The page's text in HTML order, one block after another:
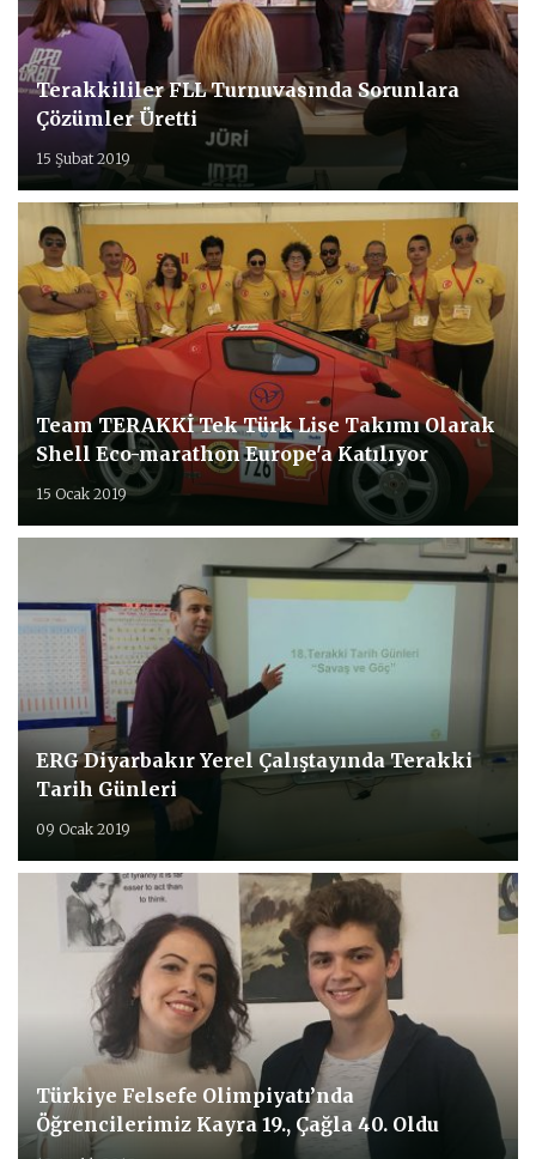
Terakkililer FLL Turnuvasında Sorunlara
Çözümler Üretti
15 Şubat 2019
Team TERAKKİ Tek Türk Lise Takımı Olarak
Shell Eco-marathon Europe'a Katılıyor
15 Ocak 2019
ERG Diyarbakır Yerel Çalıştayında Terakki
Tarih Günleri
09 Ocak 2019
Türkiye Felsefe Olimpiyatı’nda
Öğrencilerimiz Kayra 19., Çağla 40. Oldu